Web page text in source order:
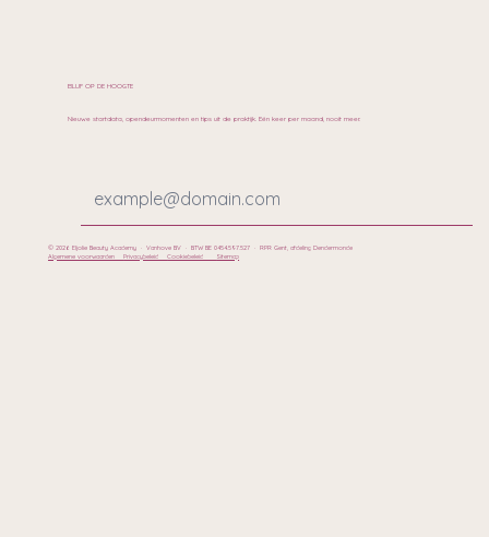
BLIJF OP DE HOOGTE
Nieuwe startdata, opendeurmomenten en tips uit de praktijk. Eén keer per maand, nooit meer.
© 2026 Eljolie Beauty Academy · Vanhove BV · BTW BE 0454.597.527 · RPR Gent, afdeling Dendermonde
Algemene voorwaardenPrivacybeleidCookiebeleid Sitemap